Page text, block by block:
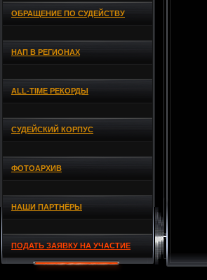
ОБРАЩЕНИЕ ПО СУДЕЙСТВУ
НАП В РЕГИОНАХ
ALL-TIME РЕКОРДЫ
СУДЕЙСКИЙ КОРПУС
ФОТОАРХИВ
НАШИ ПАРТНЁРЫ
ПОДАТЬ ЗАЯВКУ НА УЧАСТИЕ